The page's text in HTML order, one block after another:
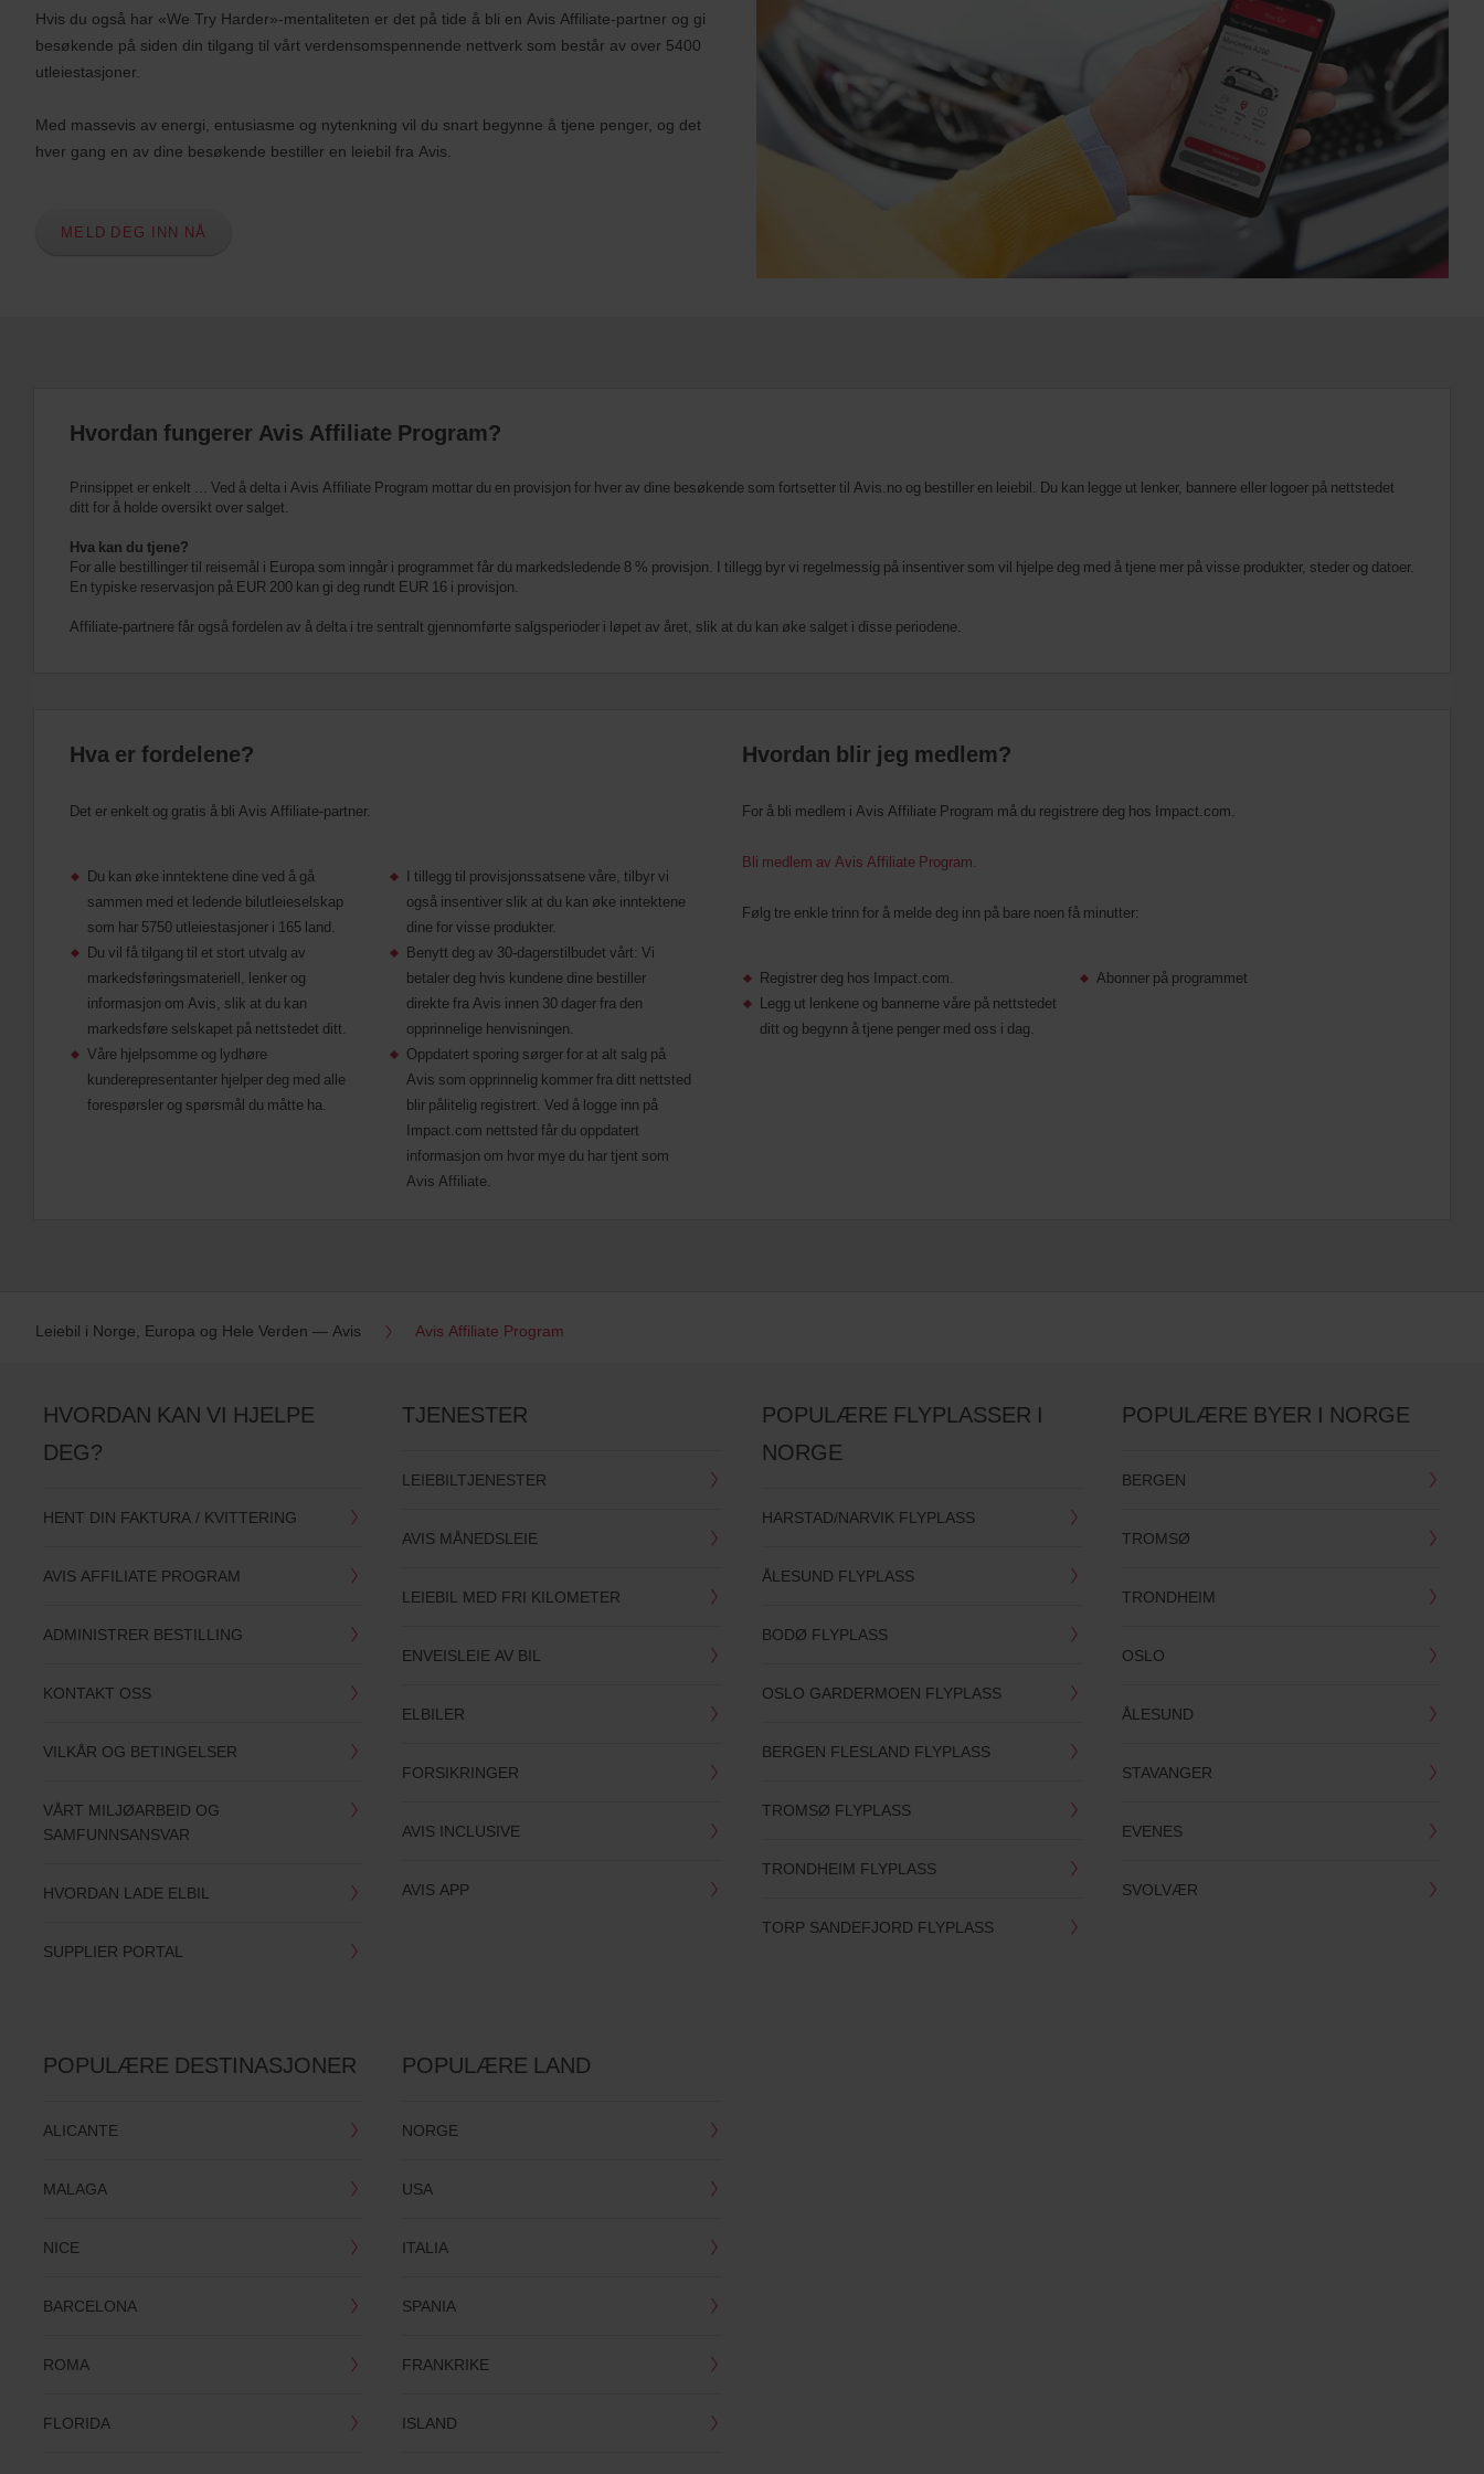
Hvis du også har «We Try Harder»-mentaliteten er det på tide å bli en Avis Affiliate-partner og gi
besøkende på siden din tilgang til vårt verdensomspennende nettverk som består av over 5400
utleiestasjoner.
Med massevis av energi, entusiasme og nytenkning vil du snart begynne å tjene penger, og det
hver gang en av dine besøkende bestiller en leiebil fra Avis.
MELD DEG INN NÅ
Hvordan fungerer Avis Affiliate Program?
Prinsippet er enkelt ... Ved å delta i Avis Affiliate Program mottar du en provisjon for hver av dine besøkende som fortsetter til Avis.no og bestiller en leiebil. Du kan legge ut lenker, bannere eller logoer på nettstedet
ditt for å holde oversikt over salget.
Hva kan du tjene?
For alle bestillinger til reisemål i Europa som inngår i programmet får du markedsledende 8 % provisjon. I tillegg byr vi regelmessig på insentiver som vil hjelpe deg med å tjene mer på visse produkter, steder og datoer.
En typiske reservasjon på EUR 200 kan gi deg rundt EUR 16 i provisjon.
Affiliate-partnere får også fordelen av å delta i tre sentralt gjennomførte salgsperioder i løpet av året, slik at du kan øke salget i disse periodene.
Hva er fordelene?
Det er enkelt og gratis å bli Avis Affiliate-partner.
Du kan øke inntektene dine ved å gå
sammen med et ledende bilutleieselskap
som har 5750 utleiestasjoner i 165 land.
Du vil få tilgang til et stort utvalg av
markedsføringsmateriell, lenker og
informasjon om Avis, slik at du kan
markedsføre selskapet på nettstedet ditt.
Våre hjelpsomme og lydhøre
kunderepresentanter hjelper deg med alle
forespørsler og spørsmål du måtte ha.
I tillegg til provisjonssatsene våre, tilbyr vi
også insentiver slik at du kan øke inntektene
dine for visse produkter.
Benytt deg av 30-dagerstilbudet vårt: Vi
betaler deg hvis kundene dine bestiller
direkte fra Avis innen 30 dager fra den
opprinnelige henvisningen.
Oppdatert sporing sørger for at alt salg på
Avis som opprinnelig kommer fra ditt nettsted
blir pålitelig registrert. Ved å logge inn på
Impact.com nettsted får du oppdatert
informasjon om hvor mye du har tjent som
Avis Affiliate.
Hvordan blir jeg medlem?
For å bli medlem i Avis Affiliate Program må du registrere deg hos Impact.com.
Bli medlem av Avis Affiliate Program.
Følg tre enkle trinn for å melde deg inn på bare noen få minutter:
Registrer deg hos Impact.com.
Legg ut lenkene og bannerne våre på nettstedet
ditt og begynn å tjene penger med oss i dag.
Abonner på programmet
Leiebil i Norge, Europa og Hele Verden — Avis Avis Affiliate Program
HVORDAN KAN VI HJELPE
DEG?
HENT DIN FAKTURA / KVITTERING
AVIS AFFILIATE PROGRAM
ADMINISTRER BESTILLING
KONTAKT OSS
VILKÅR OG BETINGELSER
VÅRT MILJØARBEID OG
SAMFUNNSANSVAR
HVORDAN LADE ELBIL
SUPPLIER PORTAL
TJENESTER
LEIEBILTJENESTER
AVIS MÅNEDSLEIE
LEIEBIL MED FRI KILOMETER
ENVEISLEIE AV BIL
ELBILER
FORSIKRINGER
AVIS INCLUSIVE
AVIS APP
POPULÆRE FLYPLASSER I
NORGE
HARSTAD/NARVIK FLYPLASS
ÅLESUND FLYPLASS
BODØ FLYPLASS
OSLO GARDERMOEN FLYPLASS
BERGEN FLESLAND FLYPLASS
TROMSØ FLYPLASS
TRONDHEIM FLYPLASS
TORP SANDEFJORD FLYPLASS
POPULÆRE BYER I NORGE
BERGEN
TROMSØ
TRONDHEIM
OSLO
ÅLESUND
STAVANGER
EVENES
SVOLVÆR
POPULÆRE DESTINASJONER
ALICANTE
MALAGA
NICE
BARCELONA
ROMA
FLORIDA
POPULÆRE LAND
NORGE
USA
ITALIA
SPANIA
FRANKRIKE
ISLAND